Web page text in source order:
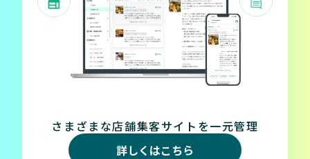
さまざまな店舗集客サイトを一元管理
詳しくはこちら